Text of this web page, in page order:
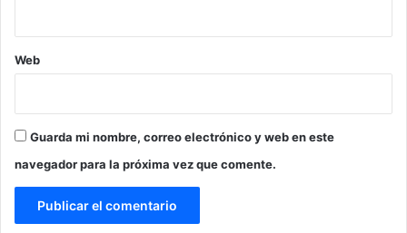
Web
Guarda mi nombre, correo electrónico y web en este
navegador para la próxima vez que comente.